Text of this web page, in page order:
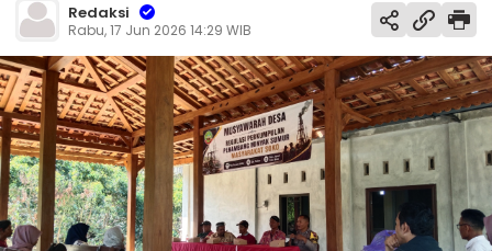
Redaksi
Rabu, 17 Jun 2026 14:29 WIB